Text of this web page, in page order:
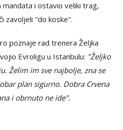
mandata i ostavio veliki trag,
zavoljeli "do koske".
poznaje rad trenera Željka
Evroligu u Istanbulu: "Željko
Želim im sve najbolje, zna se
plan sigurno. Dobra Crvena
i obrnuto ne ide".